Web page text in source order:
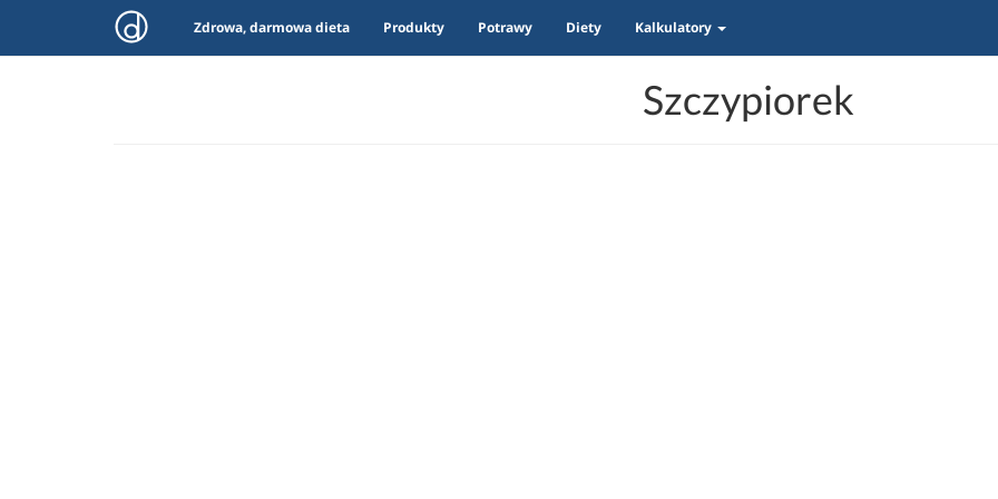
Zdrowa, darmowa dieta Produkty Potrawy Diety Kalkulatory
Szczypiorek